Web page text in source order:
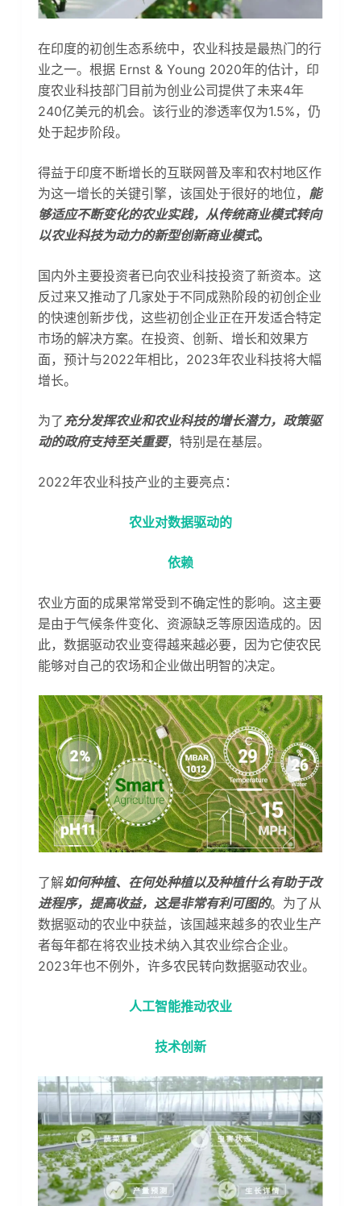
在印度的初创生态系统中，农业科技是最热门的行
业之一。根据 Ernst & Young 2020年的估计，印
度农业科技部门目前为创业公司提供了未来4年
240亿美元的机会。该行业的渗透率仅为1.5%，仍
处于起步阶段。
得益于印度不断增长的互联网普及率和农村地区作
为这一增长的关键引擎，该国处于很好的地位， 能
够适应不断变化的农业实践，从传统商业模式转向
以农业科技为动力的新型创新商业模式。
国内外主要投资者已向农业科技投资了新资本。这
反过来又推动了几家处于不同成熟阶段的初创企业
的快速创新步伐，这些初创企业正在开发适合特定
市场的解决方案。在投资、创新、增长和效果方
面，预计与2022年相比，2023年农业科技将大幅
增长。
为了充分发挥农业和农业科技的增长潜力，政策驱
动的政府支持至关重要，特别是在基层。
2022年农业科技产业的主要亮点：
农业对数据驱动的
依赖
农业方面的成果常常受到不确定性的影响。这主要
是由于气候条件变化、资源缺乏等原因造成的。因
此，数据驱动农业变得越来越必要，因为它使农民
能够对自己的农场和企业做出明智的决定。
了解如何种植、在何处种植以及种植什么有助于改
进程序，提高收益，这是非常有利可图的。为了从
数据驱动的农业中获益，该国越来越多的农业生产
者每年都在将农业技术纳入其农业综合企业。
2023年也不例外，许多农民转向数据驱动农业。
人工智能推动农业
技术创新